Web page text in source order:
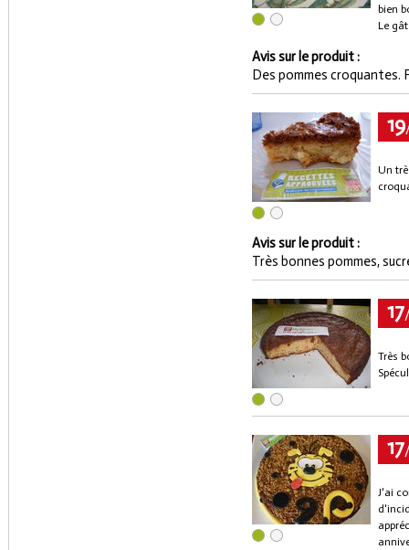
bien
Le
Avis sur le produit :
Des pommes croquantes.
19
Un
Avis sur le produit :
Très bonnes pommes,
17
Très
17
J'ai